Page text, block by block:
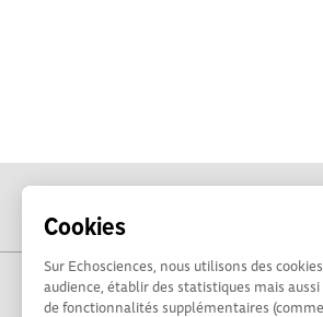
Cookies
Sur Echosciences, nous utilisons des
audience, établir des statistiques mais
de fonctionnalités supplémentaires